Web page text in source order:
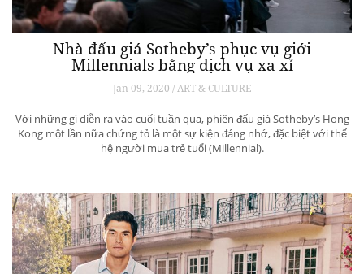
Nhà đấu giá Sotheby’s phục vụ giới
Millennials bằng dịch vụ xa xỉ
Jan 09, 2020 / ART & CULTURE
Với những gì diễn ra vào cuối tuần qua, phiên đấu giá Sotheby’s Hong
Kong một lần nữa chứng tỏ là một sự kiện đáng nhớ, đặc biệt với thế
hệ người mua trẻ tuổi (Millennial).